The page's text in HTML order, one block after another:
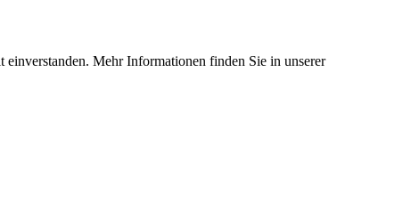
Mehr Informationen finden Sie in unserer